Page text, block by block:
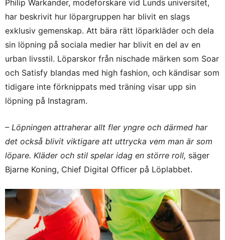
Philip Warkander, modeforskare vid Lunds universitet,
har beskrivit hur löpargruppen har blivit en slags
exklusiv gemenskap. Att bära rätt löparkläder och dela
sin löpning på sociala medier har blivit en del av en
urban livsstil. Löparskor från nischade märken som Soar
och Satisfy blandas med high fashion, och kändisar som
tidigare inte förknippats med träning visar upp sin
löpning på Instagram.
– Löpningen attraherar allt fler yngre och därmed har
det också blivit viktigare att uttrycka vem man är som
löpare. Kläder och stil spelar idag en större roll, säger
Bjarne Koning, Chief Digital Officer på Löplabbet.